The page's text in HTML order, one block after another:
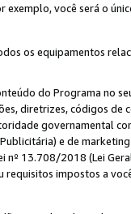
exemplo, você será o
os equipamentos
do Programa no
diretrizes, códigos
governamental
e de
nº 13.708/2018 (Lei
impostos a